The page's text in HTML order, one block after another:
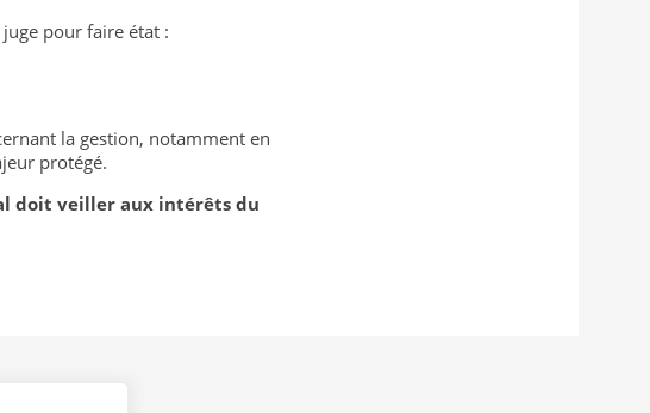
pour faire état :
la gestion, notamment en
protégé.
doit veiller aux intérêts du